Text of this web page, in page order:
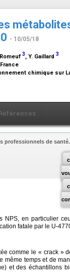
- 10/05/18
3, Y. Gaillard 3
chimique sur
professionnels de santé.
NPS, en particulier
fatale par le U-
comme le « crack »
même temps et de
et des échantillons